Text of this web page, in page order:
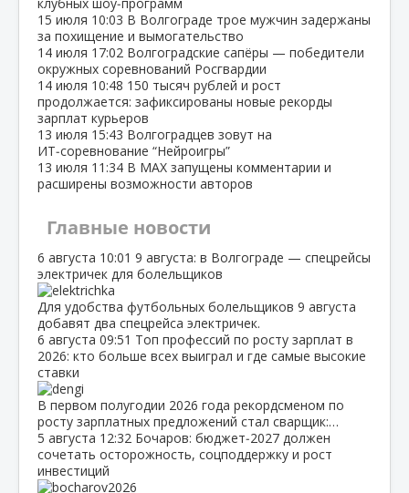
15 июля 10:03 В Волгограде трое мужчин задержаны
за похищение и вымогательство
14 июля 17:02 Волгоградские сапёры — победители
окружных соревнований Росгвардии
14 июля 10:48 150 тысяч рублей и рост
продолжается: зафиксированы новые рекорды
зарплат курьеров
13 июля 15:43 Волгоградцев зовут на
ИТ‑соревнование “Нейроигры”
13 июля 11:34 В МАХ запущены комментарии и
расширены возможности авторов
Главные новости
6 августа 10:01 9 августа: в Волгограде — спецрейсы
электричек для болельщиков
Для удобства футбольных болельщиков 9 августа
добавят два спецрейса электричек.
6 августа 09:51 Топ профессий по росту зарплат в
2026: кто больше всех выиграл и где самые высокие
ставки
В первом полугодии 2026 года рекордсменом по
росту зарплатных предложений стал сварщик:…
5 августа 12:32 Бочаров: бюджет‑2027 должен
сочетать осторожность, соцподдержку и рост
инвестиций